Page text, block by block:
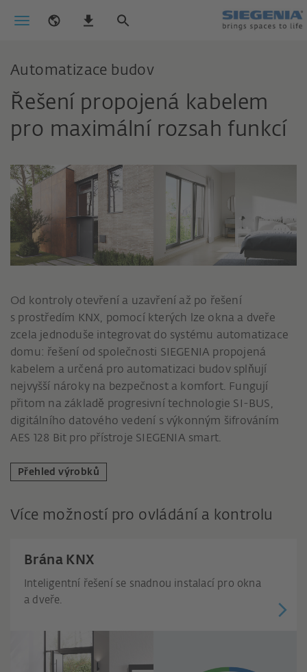
Automatizace budov
Řešení propojená kabelem
pro maximální rozsah funkcí
Od kontroly otevření a uzavření až po řešení
s prostředím KNX, pomocí kterých lze okna a dveře
zcela jednoduše integrovat do systému automatizace
domu: řešení od společnosti SIEGENIA propojená
kabelem a určená pro automatizaci budov splňují
nejvyšší nároky na bezpečnost a komfort. Fungují
přitom na základě progresivní technologie SI-BUS,
digitálního datového vedení s výkonným šifrováním
AES 128 Bit pro přístroje SIEGENIA smart.
Přehled výrobků
Více možností pro ovládání a kontrolu
Brána KNX
Inteligentní řešení se snadnou instalací pro okna
a dveře.